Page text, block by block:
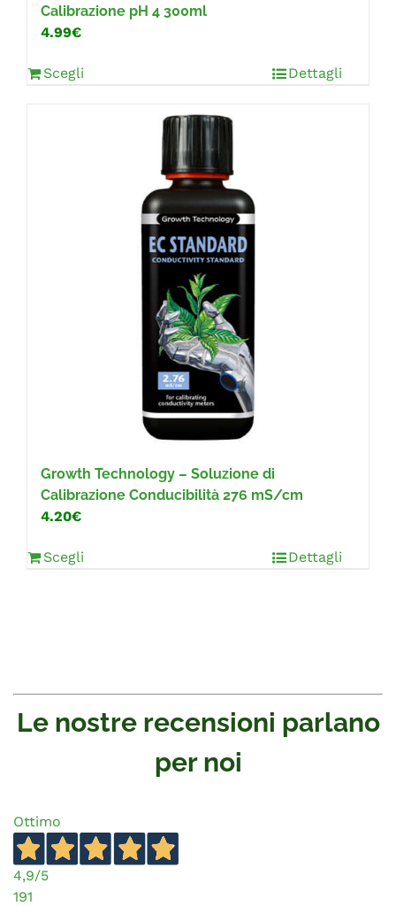
Calibrazione pH 4 300ml
4.99€
Scegli Dettagli
Growth Technology – Soluzione di
Calibrazione Conducibilità 276 mS/cm
4.20€
Scegli Dettagli
Le nostre recensioni parlano
per noi
Ottimo
4,9/5
191